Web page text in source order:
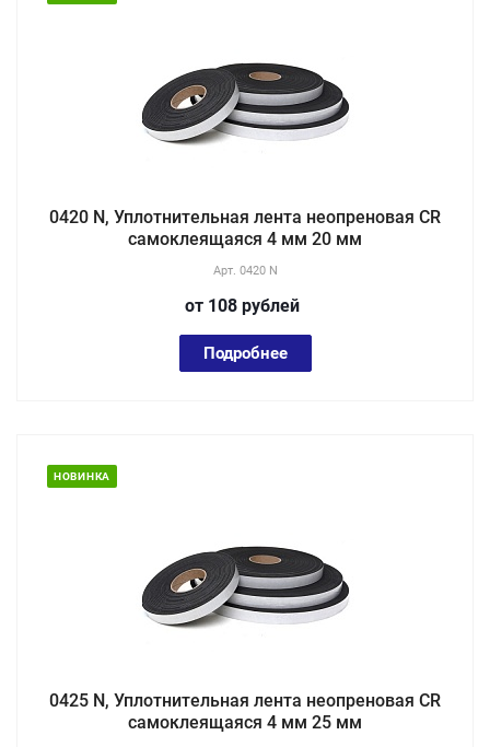
0420 N, Уплотнительная лента неопреновая CR
самоклеящаяся 4 мм 20 мм
Арт. 0420 N
от 108 рублей
Подробнее
НОВИНКА
0425 N, Уплотнительная лента неопреновая CR
самоклеящаяся 4 мм 25 мм